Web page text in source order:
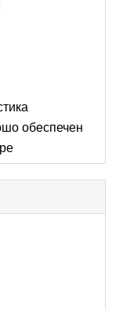
обеспечен